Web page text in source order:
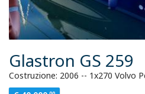
Glastron GS 259
Costruzione: 2006 -- 1x270 Volvo